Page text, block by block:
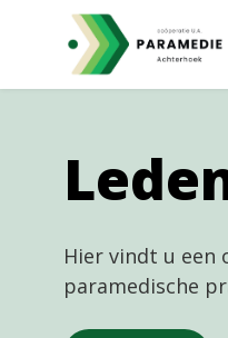
Hier vindt u een
paramedische